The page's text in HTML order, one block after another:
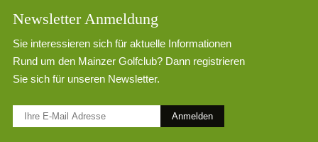
Newsletter Anmeldung
Sie interessieren sich für aktuelle Informationen
Rund um den Mainzer Golfclub? Dann registrieren
Sie sich für unseren Newsletter.
Anmelden